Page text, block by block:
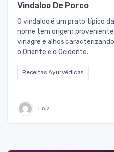
Vindaloo De Porco
O vindaloo é um prato típico
nome tem origem
vinagre e alhos
o Oriente e o Ocidente.
Receitas Ayurvédicas
Loja